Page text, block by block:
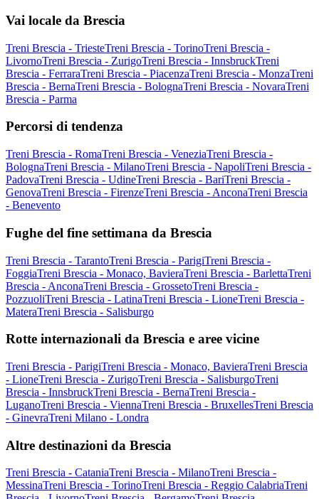
Vai locale da Brescia
Treni Brescia - TriesteTreni Brescia - TorinoTreni Brescia -
LivornoTreni Brescia - ZurigoTreni Brescia - InnsbruckTreni
Brescia - FerraraTreni Brescia - PiacenzaTreni Brescia - MonzaTreni
Brescia - BernaTreni Brescia - BolognaTreni Brescia - NovaraTreni
Brescia - Parma
Percorsi di tendenza
Treni Brescia - RomaTreni Brescia - VeneziaTreni Brescia -
BolognaTreni Brescia - MilanoTreni Brescia - NapoliTreni Brescia -
PadovaTreni Brescia - UdineTreni Brescia - BariTreni Brescia -
GenovaTreni Brescia - FirenzeTreni Brescia - AnconaTreni Brescia
- Benevento
Fughe del fine settimana da Brescia
Treni Brescia - TarantoTreni Brescia - ParigiTreni Brescia -
FoggiaTreni Brescia - Monaco, BavieraTreni Brescia - BarlettaTreni
Brescia - AnconaTreni Brescia - GrossetoTreni Brescia -
PozzuoliTreni Brescia - LatinaTreni Brescia - LioneTreni Brescia -
MateraTreni Brescia - Salisburgo
Rotte internazionali da Brescia e aree vicine
Treni Brescia - ParigiTreni Brescia - Monaco, BavieraTreni Brescia
- LioneTreni Brescia - ZurigoTreni Brescia - SalisburgoTreni
Brescia - InnsbruckTreni Brescia - BernaTreni Brescia -
LuganoTreni Brescia - ViennaTreni Brescia - BruxellesTreni Brescia
- GinevraTreni Milano - Londra
Altre destinazioni da Brescia
Treni Brescia - CataniaTreni Brescia - MilanoTreni Brescia -
MessinaTreni Brescia - TorinoTreni Brescia - Reggio CalabriaTreni